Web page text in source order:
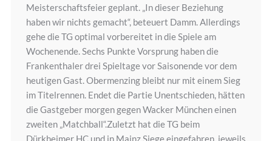
Meisterschaftsfeier geplant. „In dieser Beziehung
haben wir nichts gemacht“, beteuert Damm. Allerdings
gehe die TG optimal vorbereitet in die Spiele am
Wochenende. Sechs Punkte Vorsprung haben die
Frankenthaler drei Spieltage vor Saisonende vor dem
heutigen Gast. Obermenzing bleibt nur mit einem Sieg
im Titelrennen. Endet die Partie Unentschieden, hätten
die Gastgeber morgen gegen Wacker München einen
zweiten „Matchball“.Zuletzt hat die TG beim
Dürkheimer HC und in Mainz Siege eingefahren, jeweils